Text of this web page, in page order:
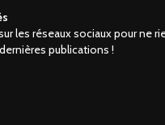
les réseaux sociaux pour ne
publications !